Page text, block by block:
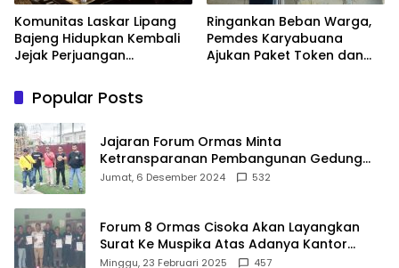
Komunitas Laskar Lipang
Bajeng Hidupkan Kembali
Jejak Perjuangan
Wabup Takalar: Apresiasi
Bahwa Sejarah Adalah
Warisan yang Tak Ternilai”.
Ringankan Beban Warga,
Pemdes Karyabuana
Ajukan Paket Token dan
Popular Posts
Jajaran Forum Ormas Minta
Ketransparanan Pembangunan Gedung
Damkar Di Kecamatan Cisoka
Jumat, 6 Desember 2024 532
Forum 8 Ormas Cisoka Akan Layangkan
Surat Ke Muspika Atas Adanya Kantor
Matel di Cisoka
Minggu, 23 Februari 2025 457